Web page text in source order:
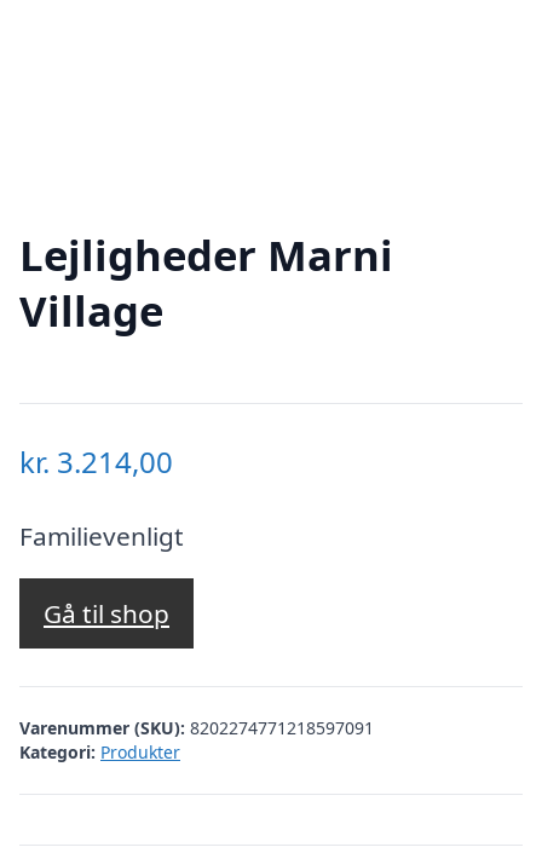
Lejligheder Marni
Village
kr. 3.214,00
Familievenligt
Gå til shop
Varenummer (SKU): 8202274771218597091
Kategori: Produkter